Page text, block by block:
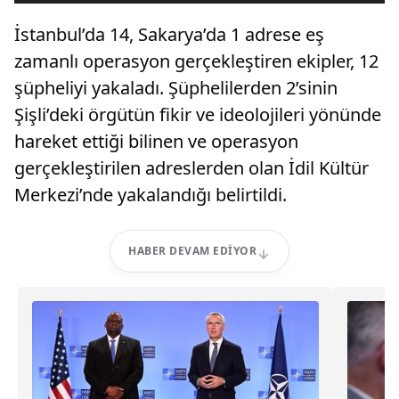
İstanbul’da 14, Sakarya’da 1 adrese eş
zamanlı operasyon gerçekleştiren ekipler, 12
şüpheliyi yakaladı. Şüphelilerden 2’sinin
Şişli’deki örgütün fikir ve ideolojileri yönünde
hareket ettiği bilinen ve operasyon
gerçekleştirilen adreslerden olan İdil Kültür
Merkezi’nde yakalandığı belirtildi.
HABER DEVAM EDIYOR